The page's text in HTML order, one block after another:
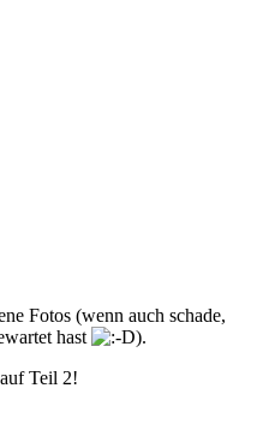
Fotos (wenn auch schade,
hast
).
Teil 2!